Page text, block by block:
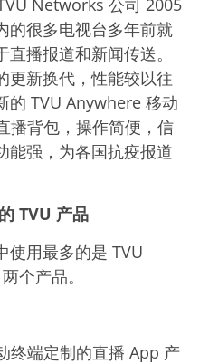
的很多电视台多年前就
播报道和新闻传送。
更新换代，性能较以往
的 TVU Anywhere 移动
播背包，操作简便，信
能强，为各国抗疫报道
TVU 产品
使用最多的是 TVU
个产品。
终端定制的直播 App 产